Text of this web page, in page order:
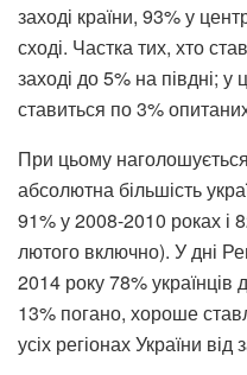
заході країни, 93% у
сході. Частка тих, хто
заході до 5% на півдні;
ставиться по 3%
При цьому
абсолютна більшість
91% у 2008-2010 роках і
лютого включно). У дні
2014 року 78%
13% погано, хороше
усіх регіонах України